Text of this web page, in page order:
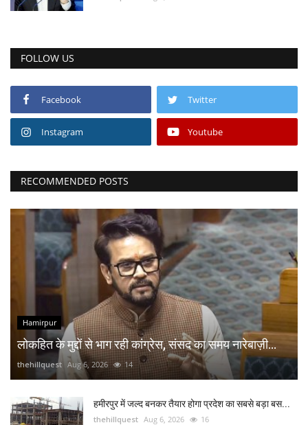
FOLLOW US
Facebook Twitter
Instagram Youtube
RECOMMENDED POSTS
Hamirpur
लोकहित के मुद्दों से भाग रही कांग्रेस, संसद का समय नारेबाज़ी...
thehillquest Aug 6, 2026 14
हमीरपुर में जल्द बनकर तैयार होगा प्रदेश का सबसे बड़ा बस...
thehillquest Aug 6, 2026 16